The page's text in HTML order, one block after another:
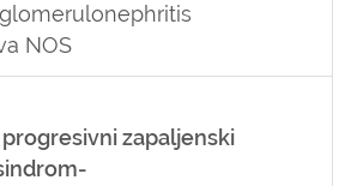
NOS
zapaljenski